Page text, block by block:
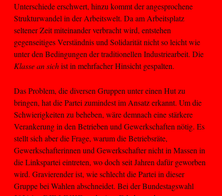
Unterschiede erschwert, hinzu kommt der angesprochene
Strukturwandel in der Arbeitswelt. Da am Arbeitsplatz
seltener Zeit miteinander verbracht wird, entstehen
gegenseitiges Verständnis und Solidarität nicht so leicht wie
unter den Bedingungen der traditionellen Industriearbeit. Die
Klasse an sichist in mehrfacher Hinsicht gespalten.
Das Problem, die diversen Gruppen unter einen Hut zu
bringen, hat die Partei zumindest im Ansatz erkannt. Um die
Schwierigkeiten zu beheben, wäre demnach eine stärkere
Verankerung in den Betrieben und Gewerkschaften nötig. Es
stellt sich aber die Frage, warum die Betriebsräte,
Gewerkschafterinnen und Gewerkschafter nicht in Massen in
die Linkspartei eintreten, wo doch seit Jahren dafür geworben
wird. Gravierender ist, wie schlecht die Partei in dieser
Gruppe bei Wahlen abschneidet. Bei der Bundestagswahl